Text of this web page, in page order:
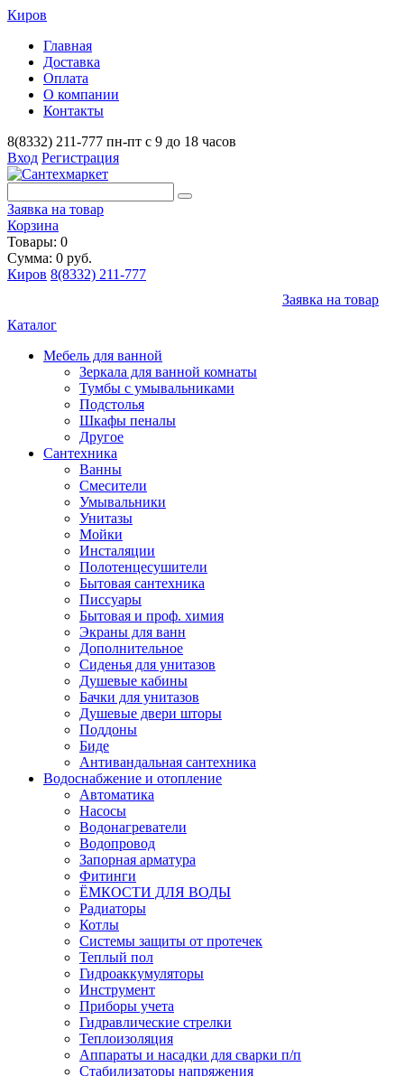
Киров
Главная
Доставка
Оплата
О компании
Контакты
8(8332) 211-777 пн-пт с 9 до 18 часов
Вход Регистрация
Заявка на товар
Корзина
Товары: 0
Сумма: 0 руб.
Киров 8(8332) 211-777
Заявка на товар
Каталог
Мебель для ванной
Зеркала для ванной комнаты
Тумбы с умывальниками
Подстолья
Шкафы пеналы
Другое
Сантехника
Ванны
Смесители
Умывальники
Унитазы
Мойки
Инсталяции
Полотенцесушители
Бытовая сантехника
Писсуары
Бытовая и проф. химия
Экраны для ванн
Дополнительное
Сиденья для унитазов
Душевые кабины
Бачки для унитазов
Душевые двери шторы
Поддоны
Биде
Антивандальная сантехника
Водоснабжение и отопление
Автоматика
Насосы
Водонагреватели
Водопровод
Запорная арматура
Фитинги
ЁМКОСТИ ДЛЯ ВОДЫ
Радиаторы
Котлы
Системы защиты от протечек
Теплый пол
Гидроаккумуляторы
Инструмент
Приборы учета
Гидравлические стрелки
Теплоизоляция
Аппараты и насадки для сварки п/п
Стабилизаторы напряжения